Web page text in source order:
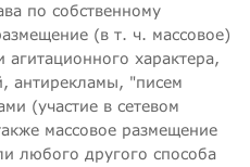
по собственному
(в т. ч. массовое)
характера,
антирекламы, "писем
(участие в сетевом
массовое размещение
любого другого способа